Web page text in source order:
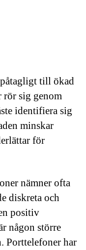
till ökad
rör sig genom
identifiera sig
minskar
för
nämner ofta
diskreta och
positiv
någon större
Porttelefoner har